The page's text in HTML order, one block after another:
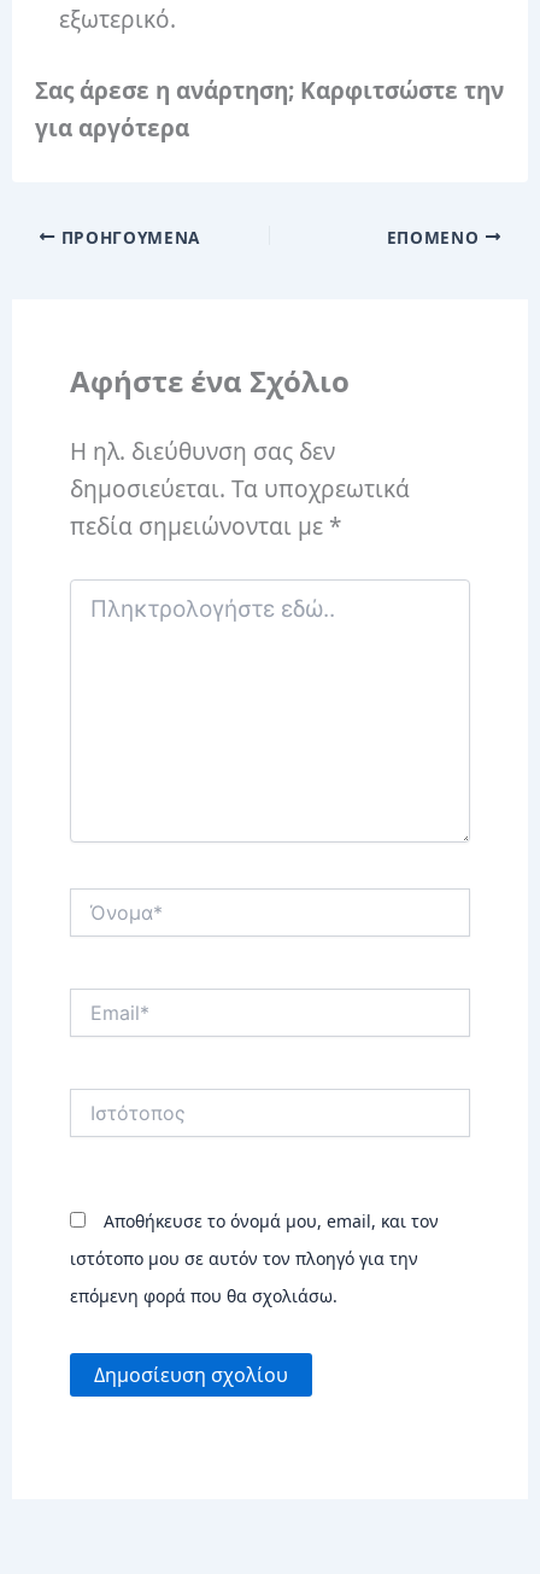
εξωτερικό.
Σας άρεσε η ανάρτηση; Καρφιτσώστε την
για αργότερα
ΠΡΟΗΓΟΎΜΕΝΑ ΕΠΌΜΕΝΟ
Αφήστε ένα Σχόλιο
Η ηλ. διεύθυνση σας δεν
δημοσιεύεται. Τα υποχρεωτικά
πεδία σημειώνονται με *
Πληκτρολογήστε
εδώ..
Όνομα*
Ιστότοπος
Αποθήκευσε το όνομά μου, email, και τον
ιστότοπο μου σε αυτόν τον πλοηγό για την
επόμενη φορά που θα σχολιάσω.